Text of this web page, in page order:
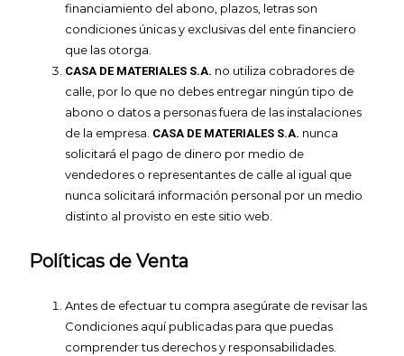
financiamiento del abono, plazos, letras son
condiciones únicas y exclusivas del ente financiero
que las otorga.
CASA DE MATERIALES S.A. no utiliza cobradores de
calle, por lo que no debes entregar ningún tipo de
abono o datos a personas fuera de las instalaciones
de la empresa. CASA DE MATERIALES S.A. nunca
solicitará el pago de dinero por medio de
vendedores o representantes de calle al igual que
nunca solicitará información personal por un medio
distinto al provisto en este sitio web.
Políticas de Venta
Antes de efectuar tu compra asegúrate de revisar las
Condiciones aquí publicadas para que puedas
comprender tus derechos y responsabilidades.